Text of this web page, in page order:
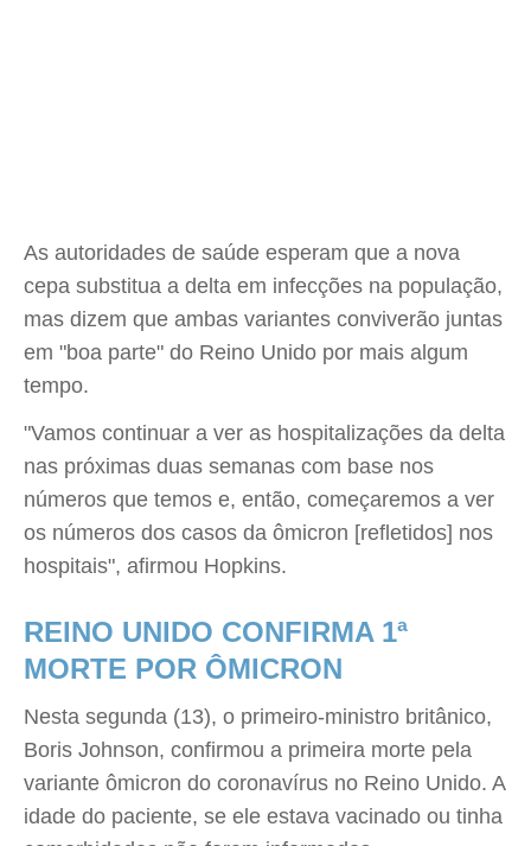
As autoridades de saúde esperam que a nova
cepa substitua a delta em infecções na população,
mas dizem que ambas variantes conviverão juntas
em "boa parte" do Reino Unido por mais algum
tempo.
"Vamos continuar a ver as hospitalizações da delta
nas próximas duas semanas com base nos
números que temos e, então, começaremos a ver
os números dos casos da ômicron [refletidos] nos
hospitais", afirmou Hopkins.
REINO UNIDO CONFIRMA 1ª
MORTE POR ÔMICRON
Nesta segunda (13), o primeiro-ministro britânico,
Boris Johnson, confirmou a primeira morte pela
variante ômicron do coronavírus no Reino Unido. A
idade do paciente, se ele estava vacinado ou tinha